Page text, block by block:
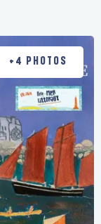
+4 PHOTOS